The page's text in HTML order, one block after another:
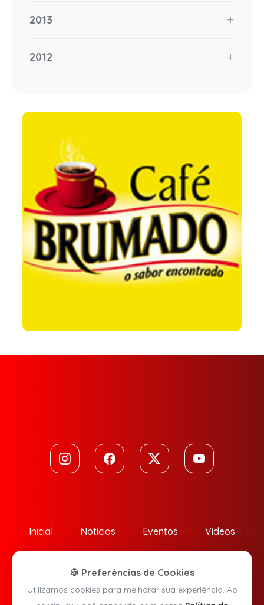
2013
2012
Inicial Notícias Eventos Vídeos
🍪 Preferências de Cookies
Utilizamos cookies para melhorar sua experiência. Ao